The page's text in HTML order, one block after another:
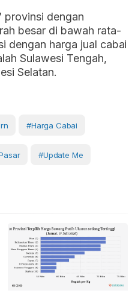
provinsi dengan
besar di bawah rata-
dengan harga jual cabai
Sulawesi Tengah,
Selatan.
#Harga Cabai
#Update Me